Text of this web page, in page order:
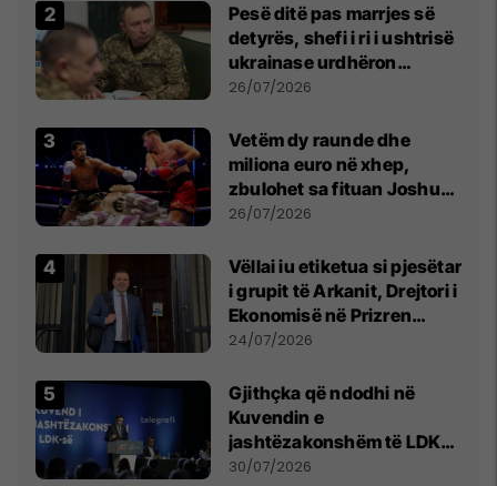
Pesë ditë pas marrjes së
detyrës, shefi i ri i ushtrisë
ukrainase urdhëron
kontroll të madh
26/07/2026
Vetëm dy raunde dhe
miliona euro në xhep,
zbulohet sa fituan Joshua
e Prenga
26/07/2026
Vëllai iu etiketua si pjesëtar
i grupit të Arkanit, Drejtori i
Ekonomisë në Prizren
mohon pretendimet
24/07/2026
Gjithçka që ndodhi në
Kuvendin e
jashtëzakonshëm të LDK-
së
30/07/2026